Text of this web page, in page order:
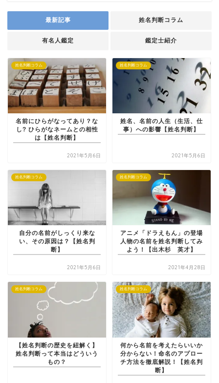
最新記事 姓名判断コラム
有名人鑑定 鑑定士紹介
姓名判断コラム
名前にひらがなってあり？な
し? ひらがなネームとの相性
は【姓名判断】
2021年5月6日
姓名判断コラム
姓名、名前の人生（生活、仕
事）への影響【姓名判断】
2021年5月6日
姓名判断コラム
自分の名前がしっくり来な
い、その原因は？【姓名判
断】
2021年5月6日
姓名判断コラム
アニメ「ドラえもん」の登場
人物の名前を姓名判断してみ
よう！【出木杉 英才】
2021年4月28日
姓名判断コラム
【姓名判断の歴史を紐解く】
姓名判断って本当はどういう
もの？
姓名判断コラム
何から名前を考えたらいいか
分からない！命名のアプロー
チ方法を徹底解説！【姓名判
断】